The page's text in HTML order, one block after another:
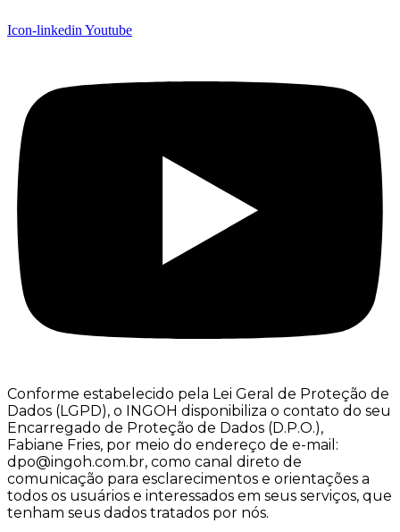
Icon-linkedin Youtube
Conforme estabelecido pela Lei Geral de Proteção de
Dados (LGPD), o INGOH disponibiliza o contato do seu
Encarregado de Proteção de Dados (D.P.O.),
Fabiane Fries, por meio do endereço de e-mail:
dpo@ingoh.com.br, como canal direto de
comunicação para esclarecimentos e orientações a
todos os usuários e interessados em seus serviços, que
tenham seus dados tratados por nós.